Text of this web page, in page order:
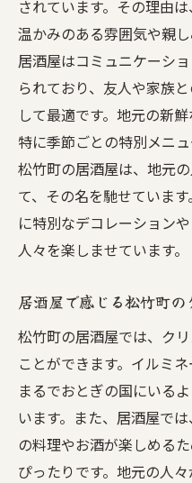
されています。その理由
温かみのある雰囲気や親
居酒屋はコミュニケーシ
られており、友人や家族
して最適です。地元の新
特に季節ごとの特別メニ
松竹町の居酒屋は、地元
て、その名を馳せていま
に特別なデコレーション
人々を楽しませています。
居酒屋で感じる松竹町
松竹町の居酒屋では、ク
ことができます。イルミ
まるでおとぎの国にいる
います。また、居酒屋で
の料理やお酒が楽しめる
ぴったりです。地元の人